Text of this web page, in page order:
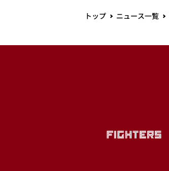
トップ ニュース一覧